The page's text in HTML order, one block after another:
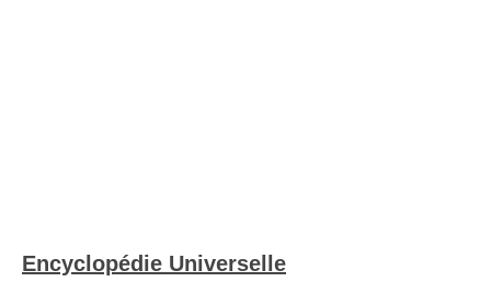
Encyclopédie Universelle